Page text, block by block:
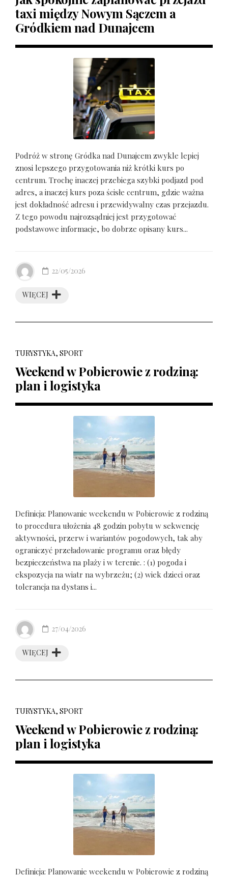
taxi między Nowym Sączem a
Gródkiem nad Dunajcem
Podróż w stronę Gródka nad Dunajcem zwykle lepiej
znosi lepszego przygotowania niż krótki kurs po
centrum. Trochę inaczej przebiega szybki podjazd pod
adres, a inaczej kurs poza ścisłe centrum, gdzie ważna
jest dokładność adresu i przewidywalny czas przejazdu.
Z tego powodu najrozsądniej jest przygotować
podstawowe informacje, bo dobrze opisany kurs...
WIĘCEJ
22/05/2026
TURYSTYKA, SPORT
Weekend w Pobierowie z rodziną:
plan i logistyka
Definicja: Planowanie weekendu w Pobierowie z rodziną
to procedura ułożenia 48 godzin pobytu w sekwencję
aktywności, przerw i wariantów pogodowych, tak aby
ograniczyć przeładowanie programu oraz błędy
bezpieczeństwa na plaży i w terenie. : (1) pogoda i
ekspozycja na wiatr na wybrzeżu; (2) wiek dzieci oraz
tolerancja na dystans i...
WIĘCEJ
27/04/2026
TURYSTYKA, SPORT
Weekend w Pobierowie z rodziną:
plan i logistyka
Definicja: Planowanie weekendu w Pobierowie z rodziną